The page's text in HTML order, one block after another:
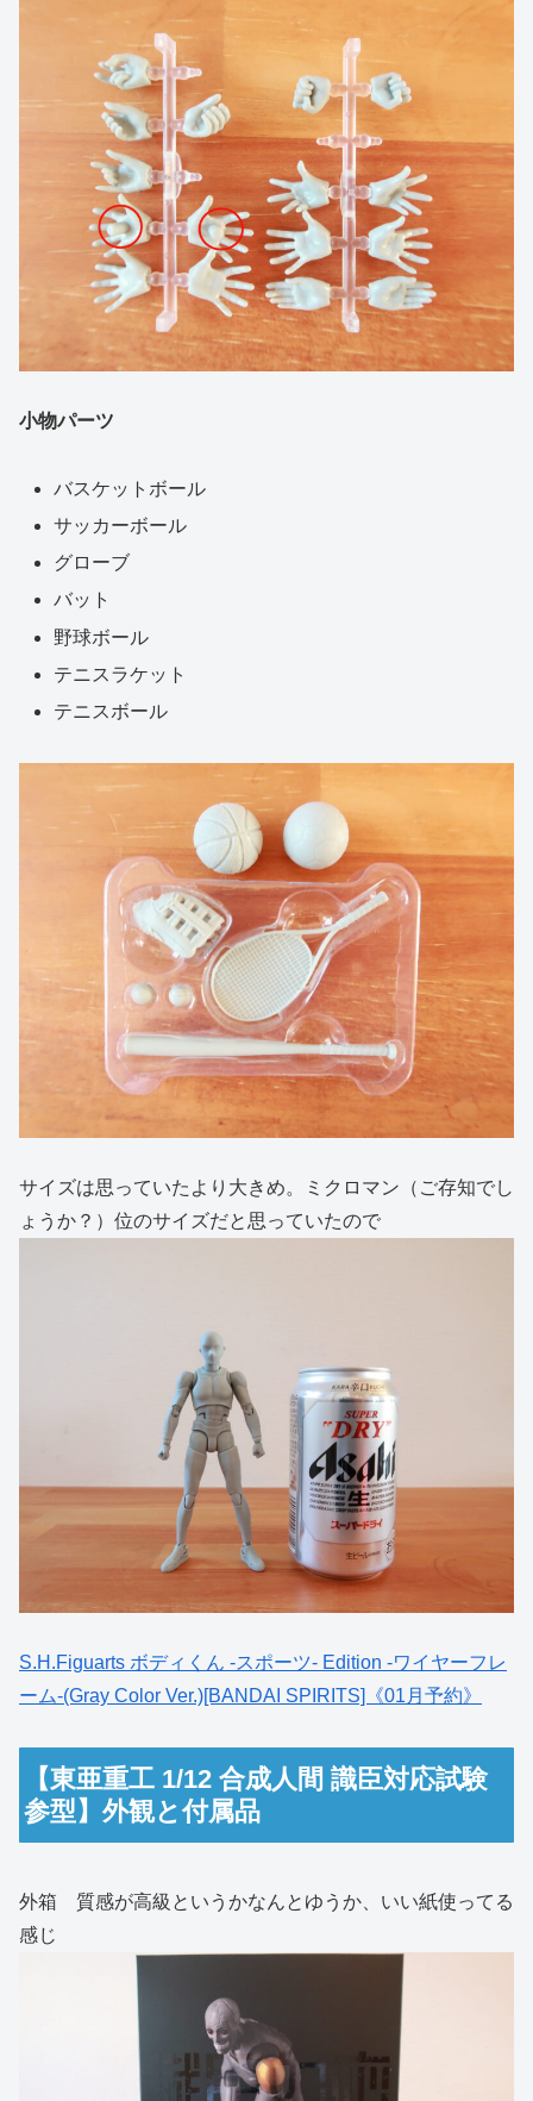
小物パーツ
バスケットボール
サッカーボール
グローブ
バット
野球ボール
テニスラケット
テニスボール
サイズは思っていたより大きめ。ミクロマン（ご存知でし
ょうか？）位のサイズだと思っていたので
S.H.Figuarts ボディくん -スポーツ- Edition -ワイヤーフレ
ーム-(Gray Color Ver.)[BANDAI SPIRITS]《01月予約》
【東亜重工 1/12 合成人間 識臣対応試験
参型】外観と付属品
外箱 質感が高級というかなんとゆうか、いい紙使ってる
感じ